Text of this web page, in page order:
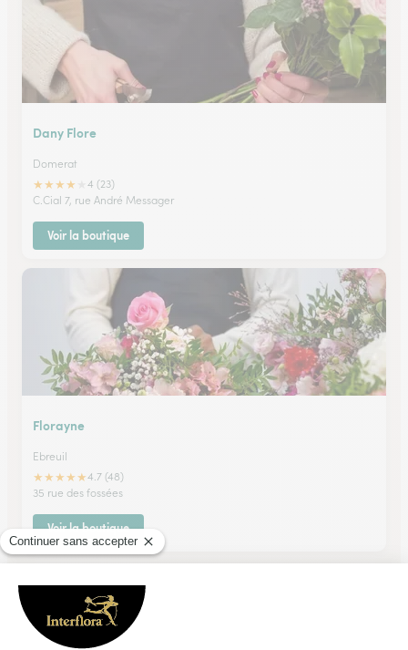
Dany Flore
Domerat
★★★★
4 (23)
C.Cial 7, rue André Messager
Voir la boutique
Florayne
Ebreuil
★★★★★4.7 (48)
35 rue des fossées
Voir la boutique
Ils ont fait livrer des fleurs ou une plante à